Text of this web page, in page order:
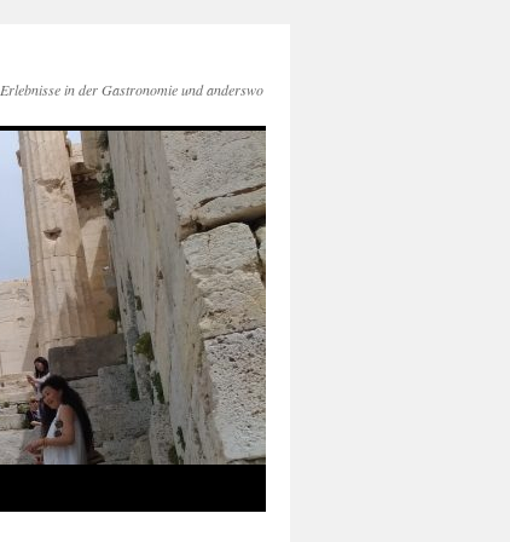
Erlebnisse in der Gastronomie und anderswo